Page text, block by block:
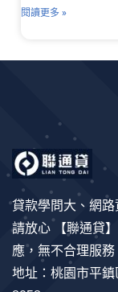
閱讀更多 »
貸款學問大、網
請放心 【聯通貸
應，無不合理服
地址：桃園市平